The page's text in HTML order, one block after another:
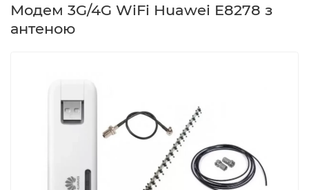
Модем 3G/4G WiFi Huawei E8278 з
антеною